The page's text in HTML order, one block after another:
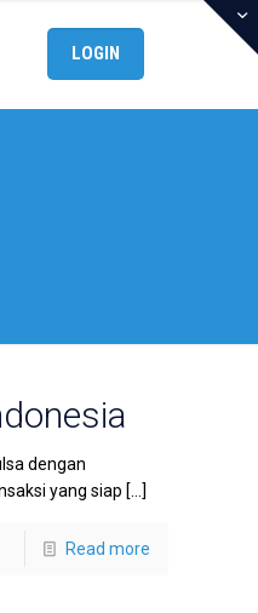
LOGIN
dengan
yang siap […]
Read more